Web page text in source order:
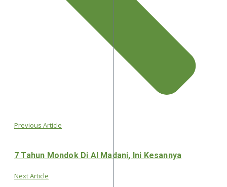
Previous Article
7 Tahun Mondok Di Al Madani, Ini Kesannya
Next Article